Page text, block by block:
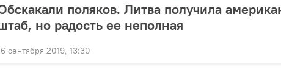
поляков. Литва получила
но радость ее неполная
сентября 2019, 13:30